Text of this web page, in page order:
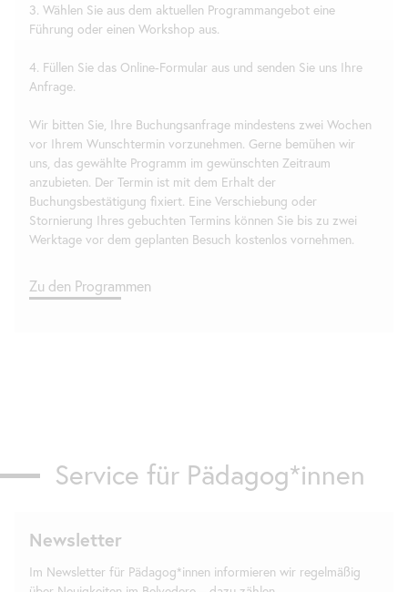
3. Wählen Sie aus dem aktuellen Programmangebot eine
Führung oder einen Workshop aus.
4. Füllen Sie das Online-Formular aus und senden Sie uns Ihre
Anfrage.
Wir bitten Sie, Ihre Buchungsanfrage mindestens zwei Wochen
vor Ihrem Wunschtermin vorzunehmen. Gerne bemühen wir
uns, das gewählte Programm im gewünschten Zeitraum
anzubieten. Der Termin ist mit dem Erhalt der
Buchungsbestätigung fixiert. Eine Verschiebung oder
Stornierung Ihres gebuchten Termins können Sie bis zu zwei
Werktage vor dem geplanten Besuch kostenlos vornehmen.
Zu den Programmen
Service für Pädagog*innen
Newsletter
Im Newsletter für Pädagog*innen informieren wir regelmäßig